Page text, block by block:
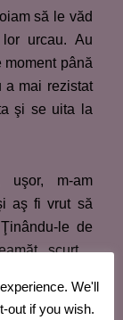
să le văd
urcau. Au
moment până
a mai rezistat
şi se uita la
uşor, m-am
aş fi vrut să
le de
scurt…
jeturile ce
We'll
out if you wish.